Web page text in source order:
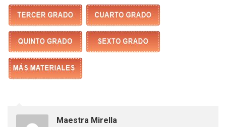
Maestra Mirella